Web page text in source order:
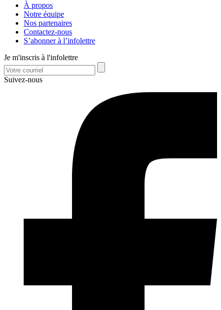
À propos
Notre équipe
Nos partenaires
Contactez-nous
S’abonner à l’infolettre
Je m'inscris à l'infolettre
Suivez-nous